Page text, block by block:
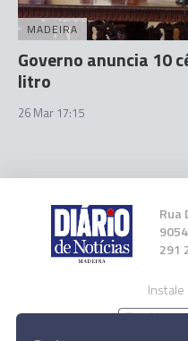
MADEIRA
Governo anuncia 10
litro
26 Mar 17:15
Rua
291
Instale